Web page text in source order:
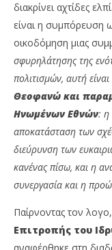
διακρίνει αχτίδες
είναι η συμπόρευση
οικοδόμηση μιας
σφυρηλάτησης της
πολιτισμών, αυτή
Θεοφανώ και
Ηνωμένων Εθνών: η
αποκατάσταση των
διεύρυνση των
κανένας πίσω, και η
συνεργασία και η
Παίρνοντας τον
Επιτροπής του